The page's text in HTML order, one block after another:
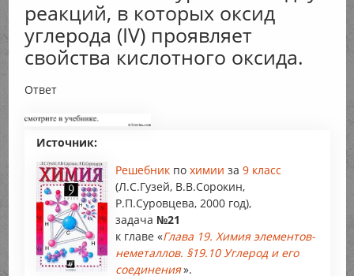
реакций, в которых оксид
углерода (IV) проявляет
свойства кислотного оксида.
Ответ
Источник:
Решебник по химии за 9 класс
(Л.С.Гузей, В.В.Сорокин,
Р.П.Суровцева, 2000 год),
задача №21
к главе «Глава 19. Химия элементов-
неметаллов. §19.10 Углерод и его
соединения».